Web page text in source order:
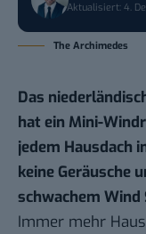
Aktualisiert: 4.
The Archimedes
Das
hat ein Mini-
jedem Hausdach
keine Geräusche
schwachem Wind
Immer mehr